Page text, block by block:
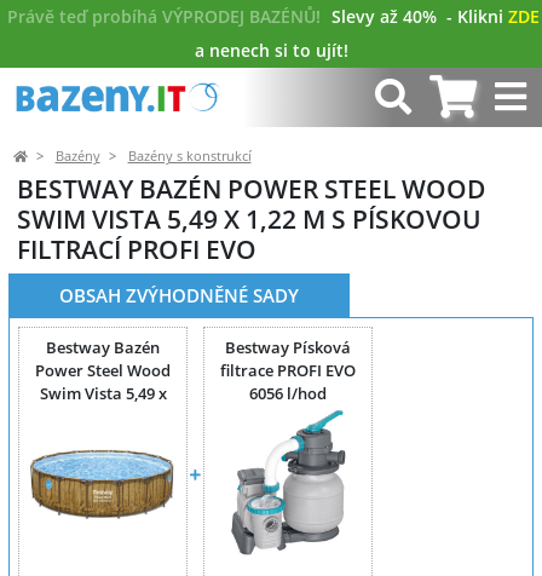
Právě teď probíhá VÝPRODEJ BAZÉNŮ! Slevy až 40% - Klikni ZDE
a nenech si to ujít!
Bazény Bazény s konstrukcí
BESTWAY BAZÉN POWER STEEL WOOD
SWIM VISTA 5,49 X 1,22 M S PÍSKOVOU
FILTRACÍ PROFI EVO
OBSAH ZVÝHODNĚNÉ SADY
Bestway Bazén
Power Steel Wood
Swim Vista 5,49 x
Bestway Písková
filtrace PROFI EVO
6056 l/hod